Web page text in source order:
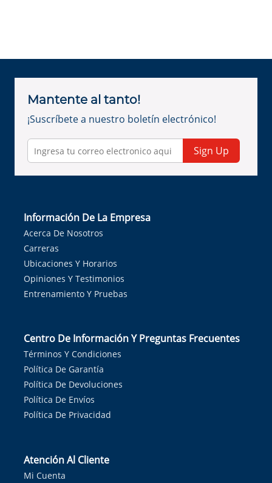
Mantente al tanto!
¡Suscríbete a nuestro boletín electrónico!
Sign Up
Información De La Empresa
Acerca De Nosotros
Carreras
Ubicaciones Y Horarios
Opiniones Y Testimonios
Entrenamiento Y Pruebas
Centro De Información Y Preguntas Frecuentes
Términos Y Condiciones
Política De Garantía
Política De Devoluciones
Política De Envíos
Política De Privacidad
Atención Al Cliente
Mi Cuenta